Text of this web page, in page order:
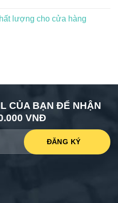
lượng cho cửa hàng
CỦA BẠN ĐỂ NHẬN
VNĐ